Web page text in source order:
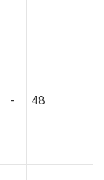
- 48